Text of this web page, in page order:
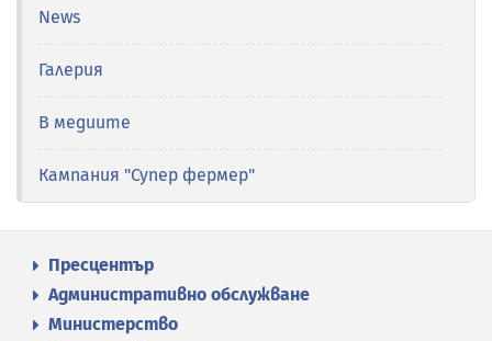
News
Галерия
В медиите
Кампания "Супер фермер"
Пресцентър
Административно обслужване
Министерство